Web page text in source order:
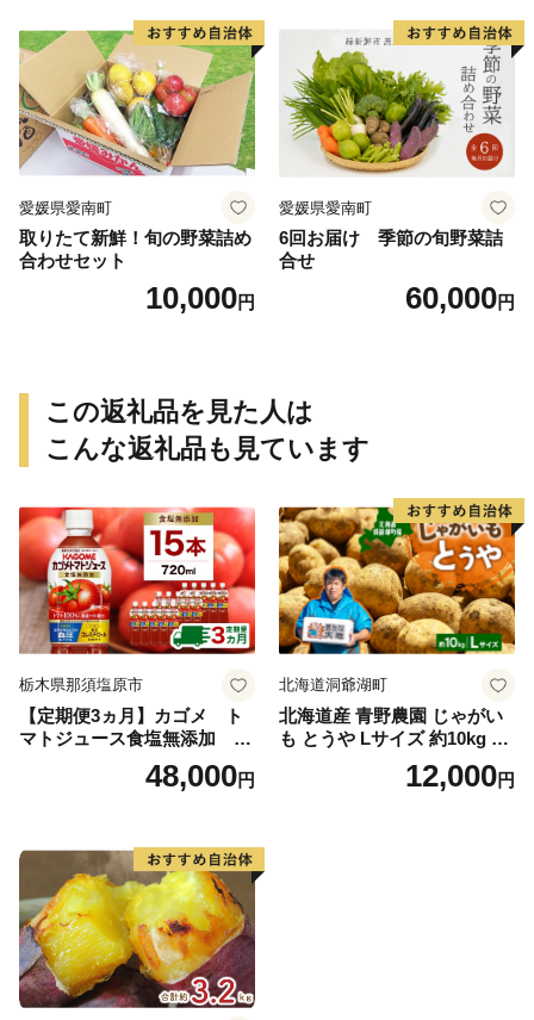
芋 ほしいも スイートポテト
いも天 サイズミックス 甘い
ねっとり 生芋 新芋 あんのう
いも 甘藷 べにはるか スイー
ツ 国産 糖度 産地直送 農家直
送 数量限定 21000円 愛媛 愛
南 ミッチーのおみかん畑
愛媛県愛南町
取りたて新鮮！旬の野菜詰め
合わせセット
10,000円
愛媛県愛南町
6回お届け 季節の旬野菜詰
合せ
60,000円
この返礼品を見た人は
こんな返礼品も見ています
栃木県那須塩原市
【定期便3ヵ月】カゴメ ト
マトジュース食塩無添加 72
0ml PET×15本 1ケース 毎月
届く 3ヵ月 3回コース ns001-
48,000円
北海道洞爺湖町
北海道産 青野農園 じゃがい
も とうや Lサイズ 約10kg 20
26年10月初旬～12月下旬頃お
届け 先行予約 北海道 ジャガ
12,000円